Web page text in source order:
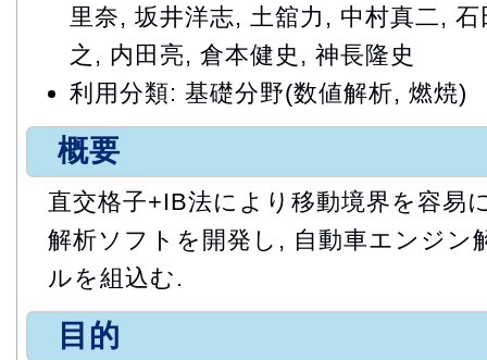
里奈, 坂井洋志, 土舘力, 中村真二,
之, 内田亮, 倉本健史, 神長隆史
利用分類: 基礎分野(数値解析, 燃焼)
概要
直交格子+IB法により移動境界を容易
解析ソフトを開発し, 自動車エンジン
ルを組込む.
目的